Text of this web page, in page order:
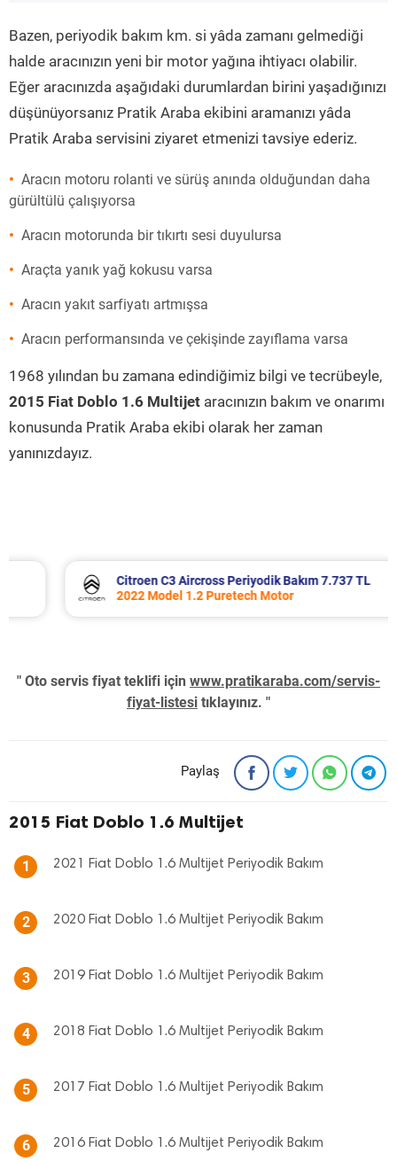
Bazen, periyodik bakım km. si yâda zamanı gelmediği
halde aracınızın yeni bir motor yağına ihtiyacı olabilir.
Eğer aracınızda aşağıdaki durumlardan birini yaşadığınızı
düşünüyorsanız Pratik Araba ekibini aramanızı yâda
Pratik Araba servisini ziyaret etmenizi tavsiye ederiz.
Aracın motoru rolanti ve sürüş anında olduğundan daha
gürültülü çalışıyorsa
Aracın motorunda bir tıkırtı sesi duyulursa
Araçta yanık yağ kokusu varsa
Aracın yakıt sarfiyatı artmışsa
Aracın performansında ve çekişinde zayıflama varsa
1968 yılından bu zamana edindiğimiz bilgi ve tecrübeyle,
2015 Fiat Doblo 1.6 Multijet aracınızın bakım ve onarımı
konusunda Pratik Araba ekibi olarak her zaman
yanınızdayız.
Citroen C3 Aircross Periyodik Bakım 7.737 TL
2022 Model 1.2 Puretech Motor
" Oto servis fiyat teklifi için www.pratikaraba.com/servis-
fiyat-listesi tıklayınız. "
Paylaş
2015 Fiat Doblo 1.6 Multijet
1 2021 Fiat Doblo 1.6 Multijet Periyodik Bakım
2 2020 Fiat Doblo 1.6 Multijet Periyodik Bakım
3 2019 Fiat Doblo 1.6 Multijet Periyodik Bakım
4 2018 Fiat Doblo 1.6 Multijet Periyodik Bakım
5 2017 Fiat Doblo 1.6 Multijet Periyodik Bakım
6 2016 Fiat Doblo 1.6 Multijet Periyodik Bakım